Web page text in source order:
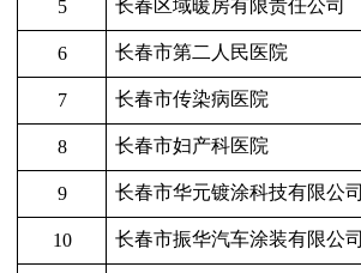
5 长春区域暖房有限责任公司
6 长春市第二人民医院
7 长春市传染病医院
8 长春市妇产科医院
9 长春市华元镀涂科技有限公司
10 长春市振华汽车涂装有限公司